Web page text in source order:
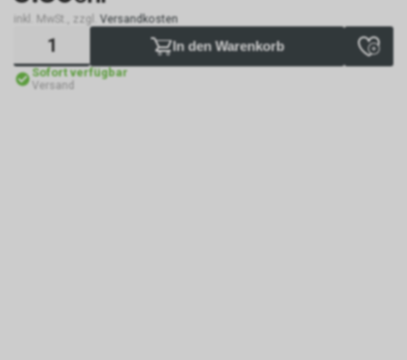
inkl. MwSt., zzgl. Versandkosten
In den Warenkorb
Sofort verfügbar
Versand